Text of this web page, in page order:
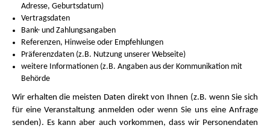
Adresse, Geburtsdatum)
Vertragsdaten
Bank- und Zahlungsangaben
Referenzen, Hinweise oder Empfehlungen
Präferenzdaten (z.B. Nutzung unserer Webseite)
weitere Informationen (z.B. Angaben aus der Kommunikation mit
Behörde
Wir erhalten die meisten Daten direkt von Ihnen (z.B. wenn Sie sich
für eine Veranstaltung anmelden oder wenn Sie uns eine Anfrage
senden). Es kann aber auch vorkommen, dass wir Personendaten